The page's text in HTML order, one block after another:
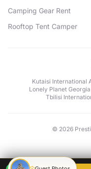
Camping Gear Rent
Rooftop Tent Camper
Kutaisi International
Lonely Planet Georgia
Tbilisi
© 2026